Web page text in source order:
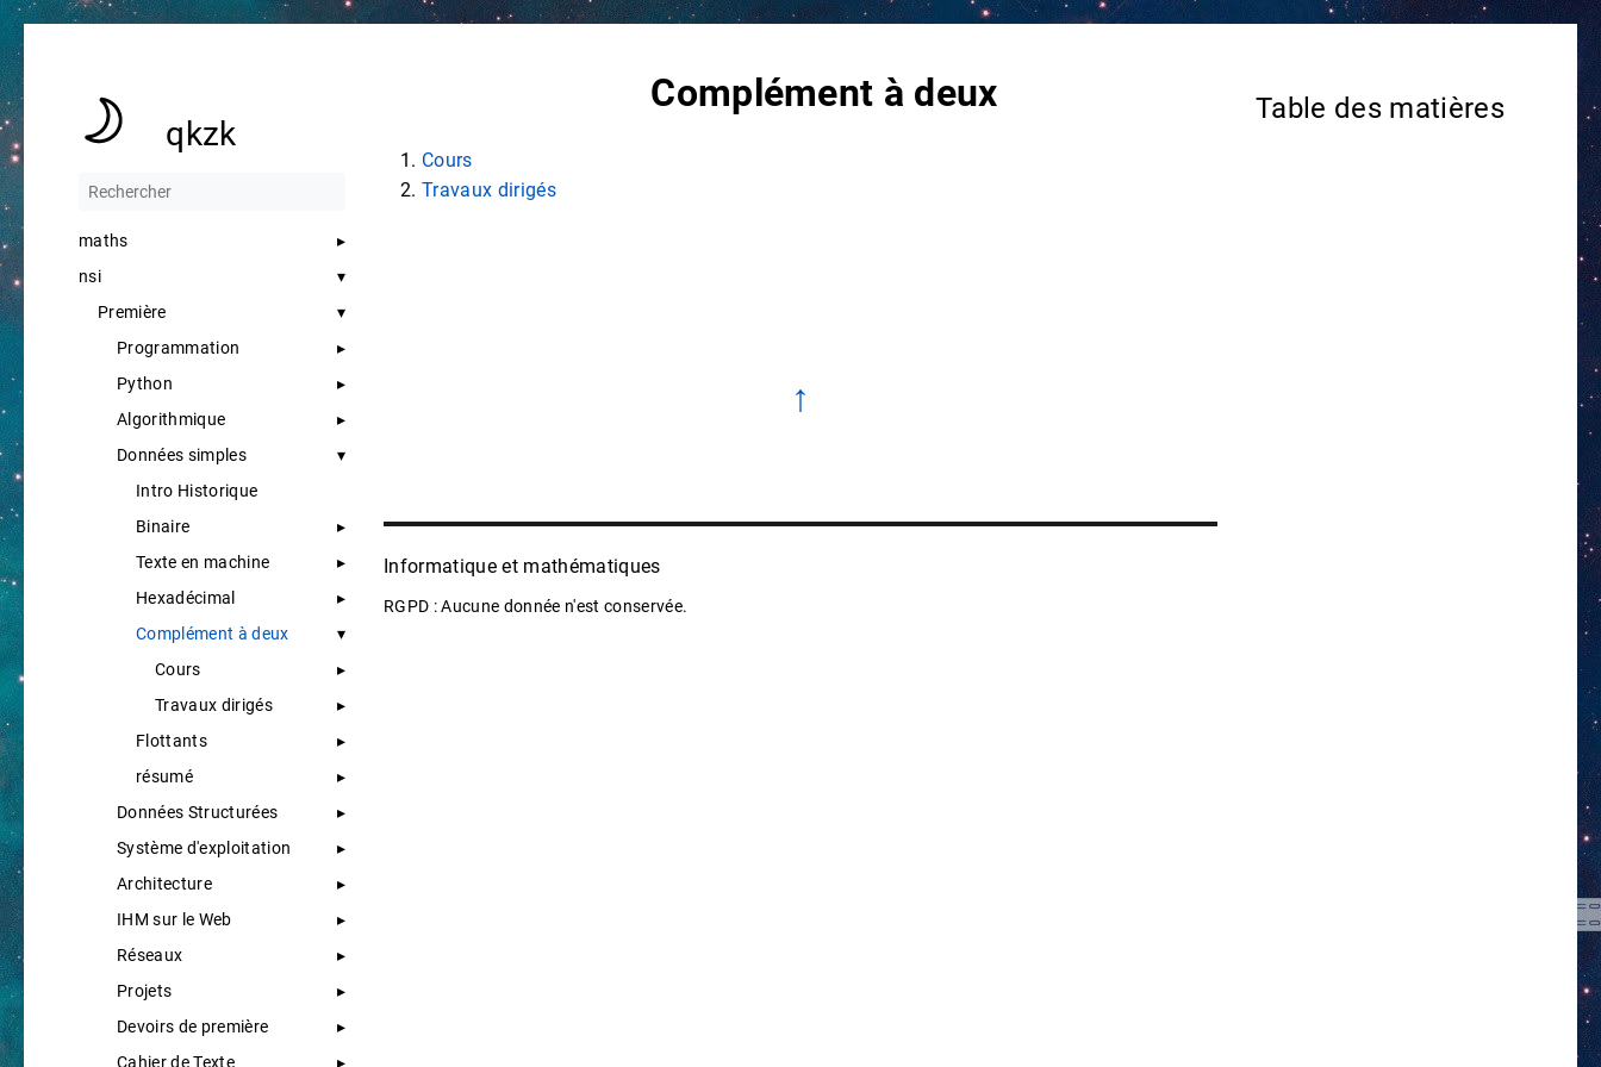
Complément à deux
qkzk
maths
nsi
Première
Programmation
Python
Algorithmique
Données simples
Intro Historique
Binaire
Texte en machine
Hexadécimal
Complément à deux
Cours
Travaux dirigés
Flottants
résumé
Données Structurées
Système d'exploitation
Architecture
IHM sur le Web
Réseaux
Projets
Devoirs de première
Cahier de Texte
Cours
Travaux dirigés
↑
Informatique et mathématiques
RGPD : Aucune donnée n'est conservée.
Table des matières